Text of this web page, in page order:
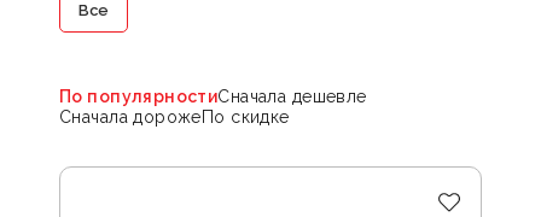
Все
По популярностиСначала дешевле
Сначала дорожеПо скидке